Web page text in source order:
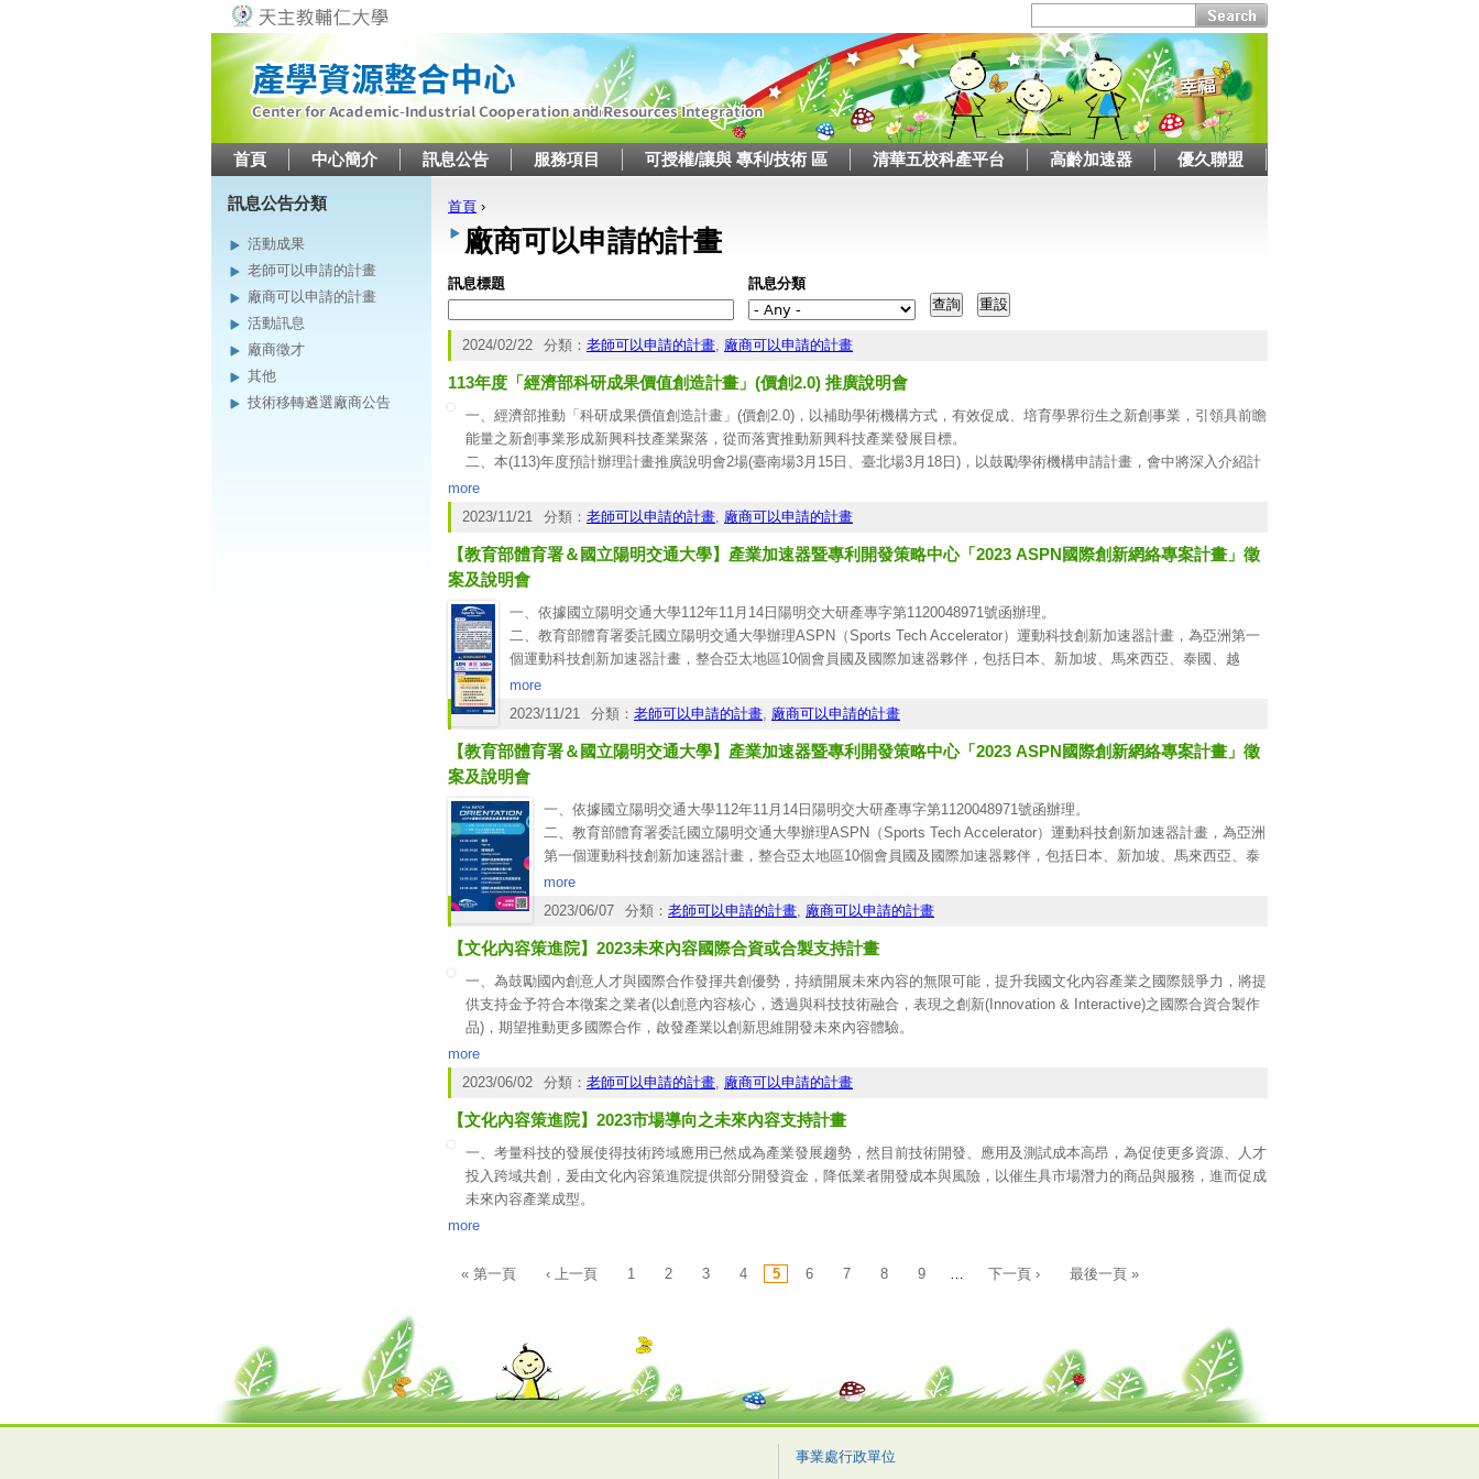
首頁 中心簡介 訊息公告 服務項目 可授權/讓與 專利/技術 區 清華五校科產平台 高齡加速器 優久聯盟
訊息公告分類
活動成果
老師可以申請的計畫
廠商可以申請的計畫
活動訊息
廠商徵才
其他
技術移轉遴選廠商公告
您在這裡
首頁 ›
廠商可以申請的計畫
訊息標題 訊息分類
2024/02/22 分類： 老師可以申請的計畫, 廠商可以申請的計畫
113年度「經濟部科研成果價值創造計畫」(價創2.0) 推廣說明會
一、經濟部推動「科研成果價值創造計畫」(價創2.0)，以補助學術機構方式，有效促成、培育學界衍生之新創事業，引領具前瞻
能量之新創事業形成新興科技產業聚落，從而落實推動新興科技產業發展目標。
二、本(113)年度預計辦理計畫推廣說明會2場(臺南場3月15日、臺北場3月18日)，以鼓勵學術機構申請計畫，會中將深入介紹計
畫目的、補助內容、申請作業、審查重點以及經費編列等事項，各場次地點、議程請詳參附件。
三、報名對象：
(二)各學術機構研發及產學主管單位。
(三)國內依法設立之企業（新創公司預計放寬至成立未滿5年者，以正式申請公告為準）。
(四)其他欲了解本計畫相關規定者，亦歡迎報名參加。
四、報名方式：採網路報名（https://tdpa.tdp.org.tw/ ），報名截止日為各場說明會前3日。
五、連絡人：經濟部學界科專專案辦公室
林惠雲專案經理(02)2394-6000＃2802zoe_lin@tdp.org.tw
more
2023/11/21
分類： 老師可以申請的計畫, 廠商可以申請的計畫
【教育部體育署＆國立陽明交通大學】產業加速器暨專利開發策略中心「2023 ASPN國際創新網絡專案計畫」徵
案及說明會
一、依據國立陽明交通大學112年11月14日陽明交大研產專字第1120048971號函辦理。
二、教育部體育署委託國立陽明交通大學辦理ASPN（Sports Tech Accelerator）運動科技創新加速器計畫，為亞洲第一
個運動科技創新加速器計畫，整合亞太地區10個會員國及國際加速器夥伴，包括日本、新加坡、馬來西亞、泰國、越
南、印尼、澳大利亞、加拿大、菲律賓和智利等。為鏈結亞太地區產、官、學、商的運動科技產業資源，打造亞太地區全
新的運動創新生態系統。
投專業經理人媒合等資源，並鏈結國際運動創新平臺，為運動創新帶來更多可能性。計畫報名日期：即日起至112年12月
29日止。計畫報名網址：
四、ASPN運動科技創新加速器計畫徵案說明會資訊如下：
(一)說明會報名日期：即日起至112年12月26日止。
(二)說明會報名網址： https://reurl.cc/0Zl0pA 。
more
2023/11/21
分類： 老師可以申請的計畫, 廠商可以申請的計畫
【教育部體育署＆國立陽明交通大學】產業加速器暨專利開發策略中心「2023 ASPN國際創新網絡專案計畫」徵
案及說明會
一、依據國立陽明交通大學112年11月14日陽明交大研產專字第1120048971號函辦理。
二、教育部體育署委託國立陽明交通大學辦理ASPN（Sports Tech Accelerator）運動科技創新加速器計畫，為亞洲
第一個運動科技創新加速器計畫，整合亞太地區10個會員國及國際加速器夥伴，包括日本、新加坡、馬來西亞、泰
國、越南、印尼、澳大利亞、加拿大、菲律賓和智利等。為鏈結亞太地區產、官、學、商的運動科技產業資源，打
造亞太地區全新的運動創新生態系統。
業、創投專業經理人媒合等資源，並鏈結國際運動創新平臺，為運動創新帶來更多可能性。計畫報名日期：即日起
至112年12月29日止。計畫報名網址：
https://bit.ly/ASPNLandingPage
。
四、ASPN運動科技創新加速器計畫徵案說明會資訊如下：
(一)說明會報名日期：即日起至112年12月26日止。
more
2023/06/07
分類： 老師可以申請的計畫, 廠商可以申請的計畫
【文化內容策進院】2023未來內容國際合資或合製支持計畫
一、為鼓勵國內創意人才與國際合作發揮共創優勢，持續開展未來內容的無限可能，提升我國文化內容產業之國際競爭力，將提
供支持金予符合本徵案之業者(以創意內容核心，透過與科技技術融合，表現之創新(Innovation & Interactive)之國際合資合製作
品)，期望推動更多國際合作，啟發產業以創新思維開發未來內容體驗。
二、申請資格：依中華民國法律設立登記或立案之本國公司、教育機構（大專校院、學術研究機構）、博物館（包含文物典藏及
文化內容保存等）機構、財團法人、行政法人。財團法人限非文化部捐助設立者；行政法人限非文化部監督者。
受支持核定起15個月內可完成製作之提案；提案企劃之 30% 總預算已到位者為佳。
四、報名期間：即日起至臺灣時間 7月 14 日 17:00 止，至線上報名系統「https://dash.taicca.tw/brd/fci-112/apply」註冊並填寫
線上報名表，並於規定期限內完成相關文件上傳。
more
2023/06/02
分類： 老師可以申請的計畫, 廠商可以申請的計畫
【文化內容策進院】2023市場導向之未來內容支持計畫
一、考量科技的發展使得技術跨域應用已然成為產業發展趨勢，然目前技術開發、應用及測試成本高昂，為促使更多資源、人才
投入跨域共創，爰由文化內容策進院提供部分開發資金，降低業者開發成本與風險，以催生具市場潛力的商品與服務，進而促成
未來內容產業成型。
二、旨揭計畫採線上申請，申請時間至112年7月12日下午17時截止，簡要整理本徵件公告訊息如附檔，詳細內容請見官網：
more
頁面
« 第一頁 ‹ 上一頁 1 2 3 4 5 6 7 8 9 下一頁 › 最後一頁 »
事業處行政單位